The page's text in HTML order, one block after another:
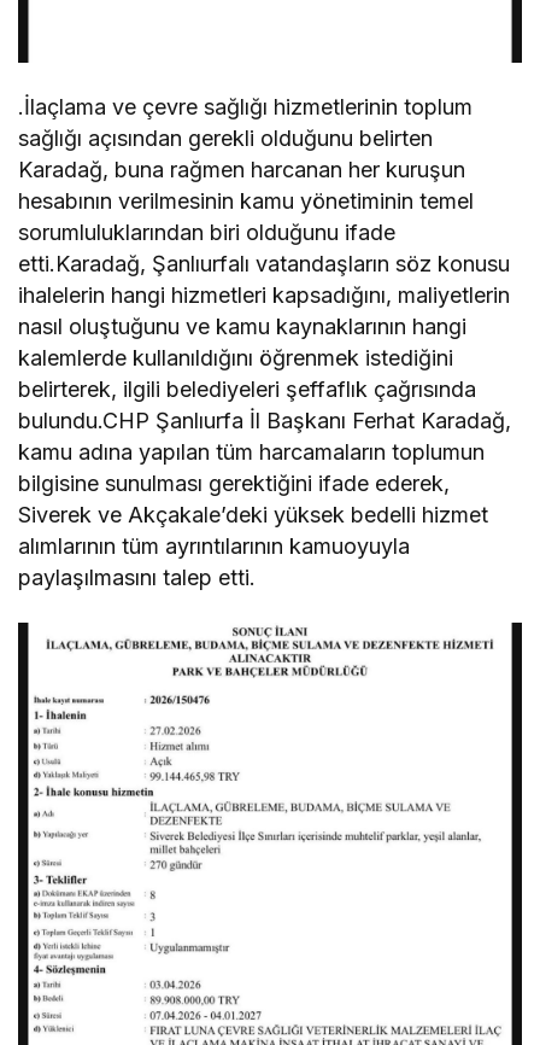
.İlaçlama ve çevre sağlığı hizmetlerinin toplum
sağlığı açısından gerekli olduğunu belirten
Karadağ, buna rağmen harcanan her kuruşun
hesabının verilmesinin kamu yönetiminin temel
sorumluluklarından biri olduğunu ifade
etti.Karadağ, Şanlıurfalı vatandaşların söz konusu
ihalelerin hangi hizmetleri kapsadığını, maliyetlerin
nasıl oluştuğunu ve kamu kaynaklarının hangi
kalemlerde kullanıldığını öğrenmek istediğini
belirterek, ilgili belediyeleri şeffaflık çağrısında
bulundu.CHP Şanlıurfa İl Başkanı Ferhat Karadağ,
kamu adına yapılan tüm harcamaların toplumun
bilgisine sunulması gerektiğini ifade ederek,
Siverek ve Akçakale’deki yüksek bedelli hizmet
alımlarının tüm ayrıntılarının kamuoyuyla
paylaşılmasını talep etti.